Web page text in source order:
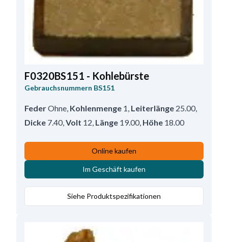
F0320BS151 - Kohlebürste
Gebrauchsnummern BS151
FederOhne, Kohlenmenge 1, Leiterlänge 25.00,
Dicke 7.40,Volt 12, Länge 19.00, Höhe 18.00
Online kaufen
Im Geschäft kaufen
Siehe Produktspezifikationen